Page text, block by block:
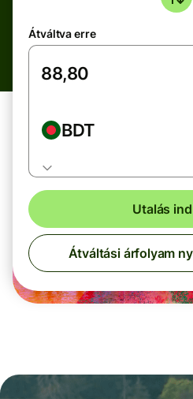
Átváltva erre
BDT
Utalás
Átváltási árfolyam